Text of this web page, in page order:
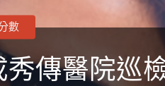
傳醫院巡
數